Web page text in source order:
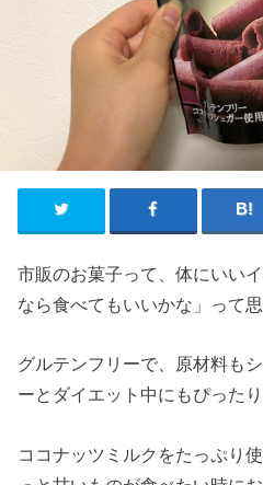
市販のお菓子って、体にいい
なら食べてもいいかな」って
グルテンフリーで、原材料も
ーとダイエット中にもぴったり
ココナッツミルクをたっぷり